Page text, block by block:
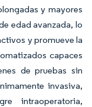
y mayores
edad avanzada, lo
y promueve la
capaces
de pruebas sin
invasiva,
intraoperatoria,